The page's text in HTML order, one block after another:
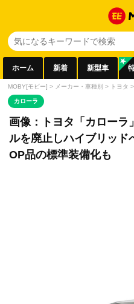
ホーム 新着 新型車
MOBY[モビー] > メーカー・車種別 > トヨタ >
カローラ
画像：トヨタ「カローラ
ルを廃止しハイブリッド
OP品の標準装備化も